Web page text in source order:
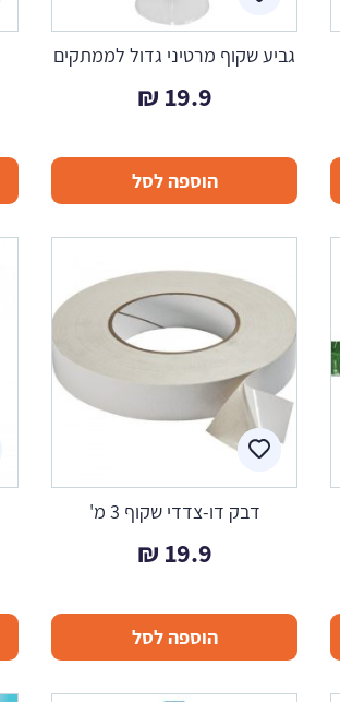
גביע שקוף מרטיני גדול לממתקים
19.9
₪
הוספה לסל
דבק דו-צדדי שקוף 3 מ'
19.9
₪
הוספה לסל